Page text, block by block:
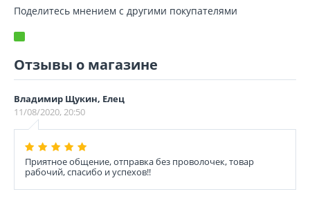
Поделитесь мнением с другими покупателями
Отзывы о магазине
Владимир Щукин, Елец
11/08/2020, 20:50
Приятное общение, отправка без проволочек, товар
рабочий, спасибо и успехов!!